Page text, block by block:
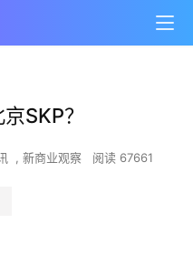
SKP？
, 新商业观察 阅读 67661